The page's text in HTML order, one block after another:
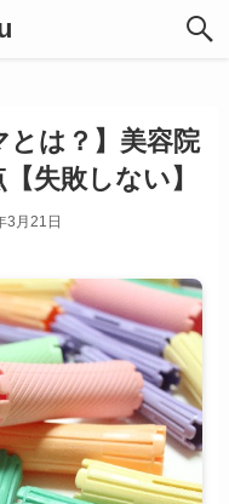
とは？】美容院
失敗しない】
3月21日